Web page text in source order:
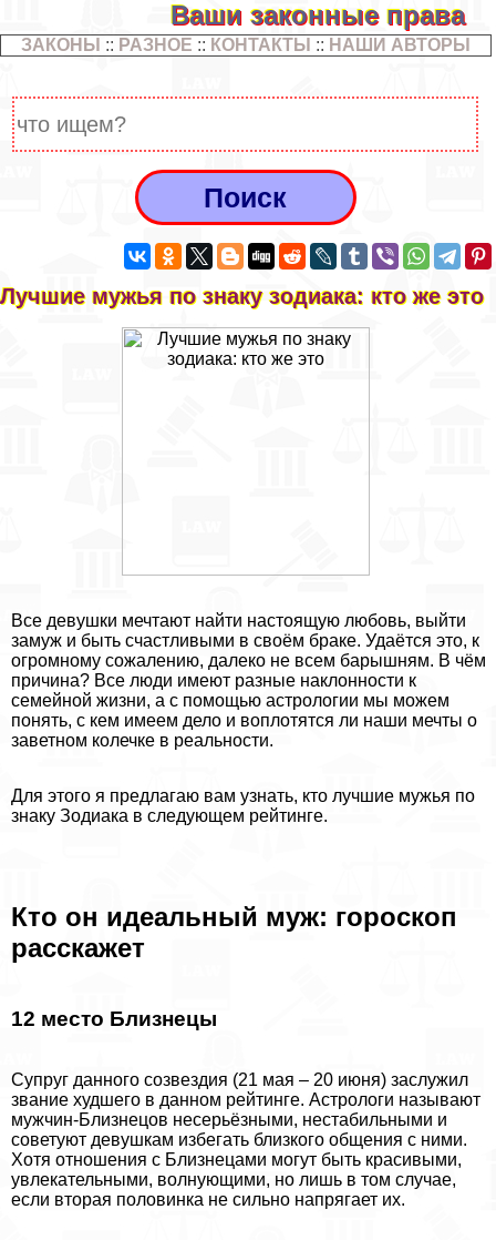
Ваши законные права
ЗАКОНЫ :: РАЗНОЕ :: КОНТАКТЫ :: НАШИ АВТОРЫ
Лучшие мужья по знаку зодиака: кто же это
Все дeвyшки мечтают найти настоящую любовь, выйти
замуж и быть счастливыми в своём бpaке. Удаётся это, к
огромному сожалению, далеко не всем барышням. В чём
причина? Все люди имеют разные наклонности к
семейной жизни, а с помощью астрологии мы можем
понять, с кем имеем дело и воплотятся ли наши мечты о
заветном колечке в реальности.
Для этого я предлагаю вам узнать, кто лучшие мужья по
знаку Зодиака в следующем рейтинге.
Кто он идеальный муж: гороскоп
расскажет
12 место Близнецы
Супруг данного созвездия (21 мая – 20 июня) заслужил
звание худшего в данном рейтинге. Астрологи называют
мужчин-Близнецов несерьёзными, нестабильными и
советуют дeвyшкам избегать близкого общения с ними.
Хотя отношения с Близнецами могут быть красивыми,
увлекательными, волнующими, но лишь в том случае,
если вторая половинка не сильно напрягает их.